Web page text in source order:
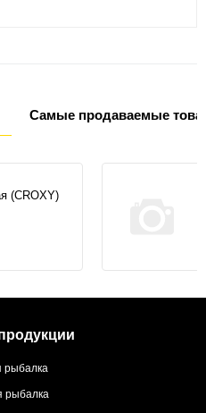
Самые продаваемые
(CROXY)
рыбалка
рыбалка